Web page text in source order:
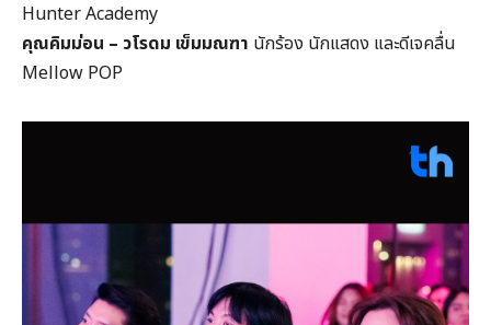
Hunter Academy
คุณคิมม่อน – วโรดม เข็มมณฑา นักร้อง นักแสดง และดีเจคลื่น
Mellow POP